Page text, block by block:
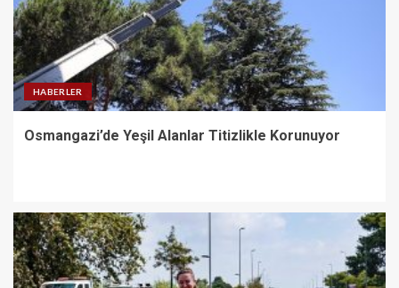
HABERLER
Osmangazi’de Yeşil Alanlar Titizlikle Korunuyor